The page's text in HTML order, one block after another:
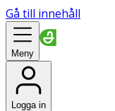
Gå till innehåll
Meny
Logga in